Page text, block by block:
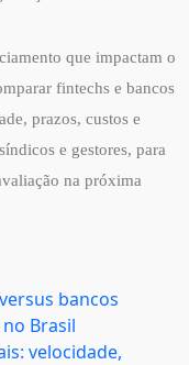
que impactam o
fintechs e bancos
prazos, custos e
e gestores, para
na próxima
bancos
Brasil
velocidade,